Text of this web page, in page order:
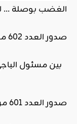
الغضب بوصلة …
صدور العدد 602 من جريدة التحرير
بين مسئول
صدور العدد 601 من جريدة التحرير